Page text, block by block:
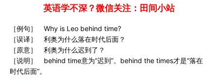
英语学不深？微信关注：田间小站
［例句］ Why is Leo behind time?
［误译］ 利奥为什么落在时代后面？
［原意］ 利奥为什么迟到了？
［说明］ behind time意为“迟到”。behind the times才是“落在
时代后面”。